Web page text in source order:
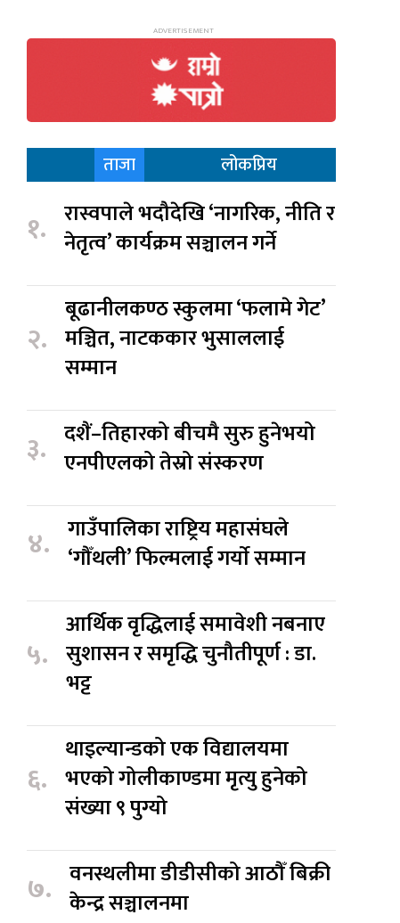
ताजा लोकप्रिय
१. रास्वपाले भदौदेखि ‘नागरिक, नीति र
नेतृत्व’ कार्यक्रम सञ्चालन गर्ने
२.
बूढानीलकण्ठ स्कुलमा ‘फलामे गेट’
मञ्चित, नाटककार भुसाललाई
सम्मान
३. दशैं–तिहारको बीचमै सुरु हुनेभयो
एनपीएलको तेस्रो संस्करण
४. गाउँपालिका राष्ट्रिय महासंघले
‘गौँथली’ फिल्मलाई गर्याे सम्मान
५.
आर्थिक वृद्धिलाई समावेशी नबनाए
सुशासन र समृद्धि चुनौतीपूर्ण : डा.
भट्ट
६.
थाइल्यान्डको एक विद्यालयमा
भएको गोलीकाण्डमा मृत्यु हुनेको
संख्या ९ पुग्यो
७. वनस्थलीमा डीडीसीको आठौँ बिक्री
केन्द्र सञ्चालनमा